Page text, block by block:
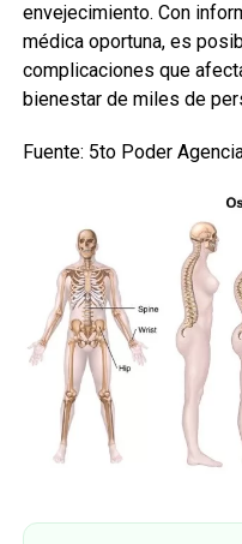
envejecimiento. Con
médica oportuna, es
complicaciones que
bienestar de miles de
Fuente: 5to Poder